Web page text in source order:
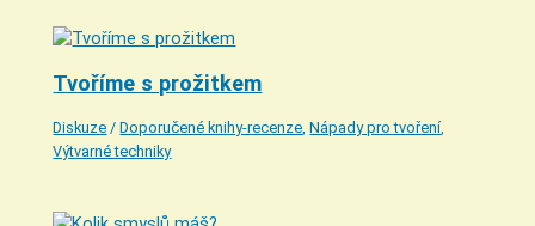
Tvoříme s prožitkem
Diskuze /Doporučené knihy-recenze,Nápady pro tvoření,
Výtvarné techniky